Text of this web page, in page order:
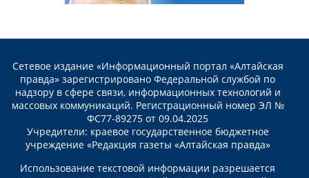
Сетевое издание «Информационный портал «Алтайская
правда» зарегистрировано Федеральной службой по
надзору в сфере связи, информационных технологий и
массовых коммуникаций. Регистрационный номер ЭЛ №
ФС77-89275 от 09.04.2025
Учредители: краевое государственное бюджетное
учреждение «Редакция газеты «Алтайская правда»
Использование текстовой информации разрешается